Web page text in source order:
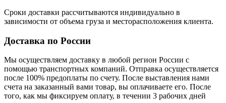
Сроки доставки рассчитываются индивидуально в
зависимости от объема груза и месторасположения клиента.
Доставка по России
Мы осуществляем доставку в любой регион России с
помощью транспортных компаний. Отправка осуществляется
после 100% предоплаты по счету. После выставления нами
счета на заказанный вами товар, вы оплачиваете его. После
того, как мы фиксируем оплату, в течении 3 рабочих дней